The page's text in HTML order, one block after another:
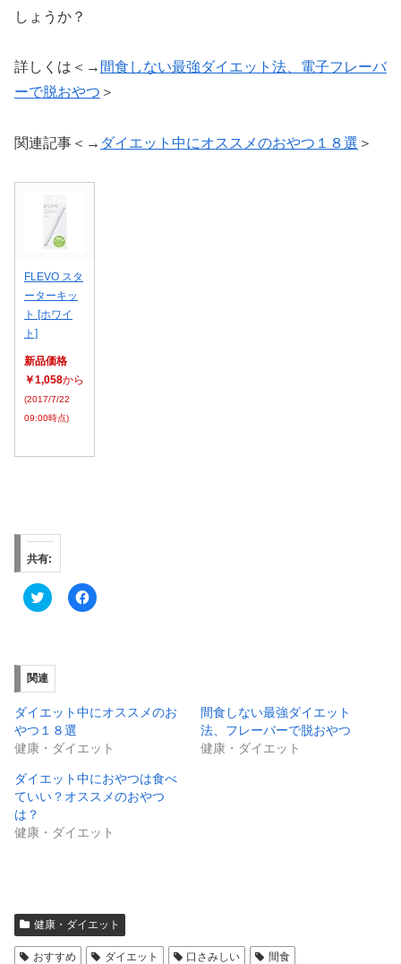
しょうか？
詳しくは＜→ 間食しない最強ダイエット法、電子フレーバ
ーで脱おやつ ＞
関連記事＜→ ダイエット中にオススメのおやつ１８選 ＞
FLEVO スタ
ーターキッ
ト [ホワイ
ト]
新品価格
￥1,058から
(2017/7/22
09:00時点)
共有:
ク
リ
T
w
i
t
e
r
で
共
(
新
し
ウ
ィ
ま
す
)
F
a
有
す
に
は
リ
ッ
ク
て
く
い
ウ
ィ
ン
関連
ダイエット中にオススメのお
やつ１８選
健康・ダイエット
間食しない最強ダイエット
法、フレーバーで脱おやつ
健康・ダイエット
ダイエット中におやつは食べ
ていい？オススメのおやつ
は？
健康・ダイエット
健康・ダイエット
おすすめ ダイエット 口さみしい 間食